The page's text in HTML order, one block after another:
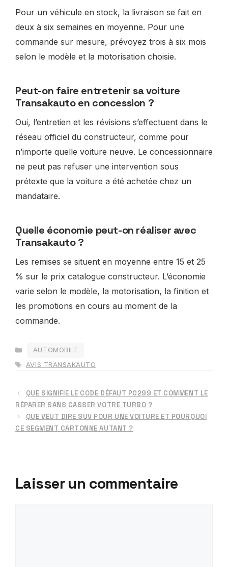
Pour un véhicule en stock, la livraison se fait en
deux à six semaines en moyenne. Pour une
commande sur mesure, prévoyez trois à six mois
selon le modèle et la motorisation choisie.
Peut-on faire entretenir sa voiture
Transakauto en concession ?
Oui, l’entretien et les révisions s’effectuent dans le
réseau officiel du constructeur, comme pour
n’importe quelle voiture neuve. Le concessionnaire
ne peut pas refuser une intervention sous
prétexte que la voiture a été achetée chez un
mandataire.
Quelle économie peut-on réaliser avec
Transakauto ?
Les remises se situent en moyenne entre 15 et 25
% sur le prix catalogue constructeur. L’économie
varie selon le modèle, la motorisation, la finition et
les promotions en cours au moment de la
commande.
CATÉGORIES
AUTOMOBILE
ÉTIQUETTES
AVIS TRANSAKAUTO
QUE SIGNIFIE LE CODE DÉFAUT P0299 ET COMMENT LE
RÉPARER SANS CASSER VOTRE TURBO ?
QUE VEUT DIRE SUV POUR UNE VOITURE ET POURQUOI
CE SEGMENT CARTONNE AUTANT ?
Laisser un commentaire